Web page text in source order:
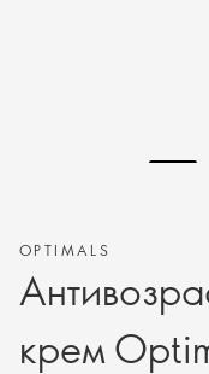
OPTIMALS
крем